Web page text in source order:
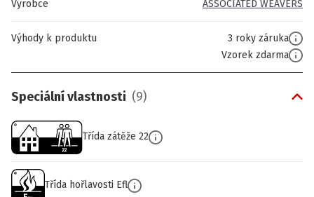
Výrobce ASSOCIATED WEAVERS
Výhody k produktu
3 roky záruka
Vzorek zdarma
Speciální vlastnosti (9)
Třída zátěže 22
Třída hořlavosti Efl